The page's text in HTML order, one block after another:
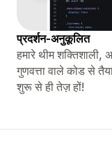
प्रदर्शन-अनुकूलित
हमारे थीम शक्तिशाली,
गुणवत्ता वाले कोड से
शुरू से ही तेज़ हों!